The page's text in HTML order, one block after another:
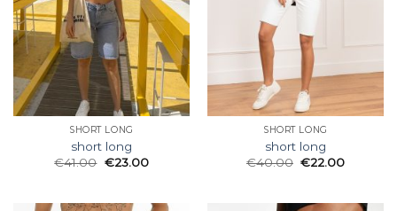
SHORT LONG
short long
€41.00 €23.00
SHORT LONG
short long
€40.00 €22.00